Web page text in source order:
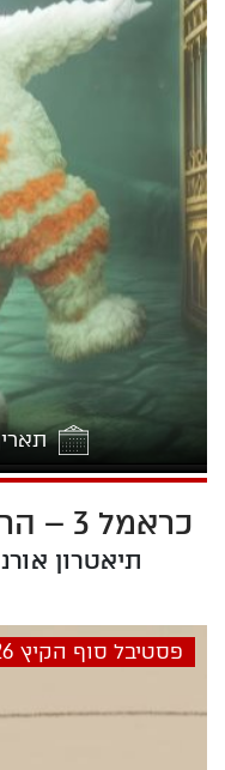
תאריך
כראמל 3 – הרפתקה בטירת דה ויל
תיאטרון
פסטיבל סוף הקיץ 2026